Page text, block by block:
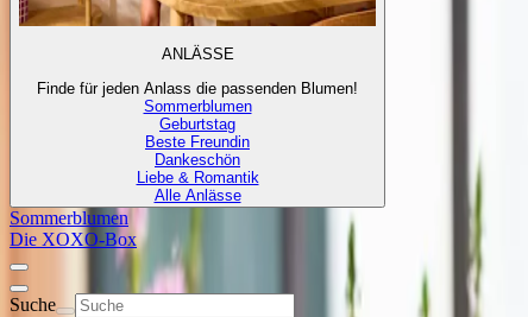
ANLÄSSE
Finde für jeden Anlass die passenden Blumen!
Sommerblumen
Geburtstag
Beste Freundin
Dankeschön
Liebe & Romantik
Alle Anlässe
Sommerblumen
Die XOXO-Box
Suche